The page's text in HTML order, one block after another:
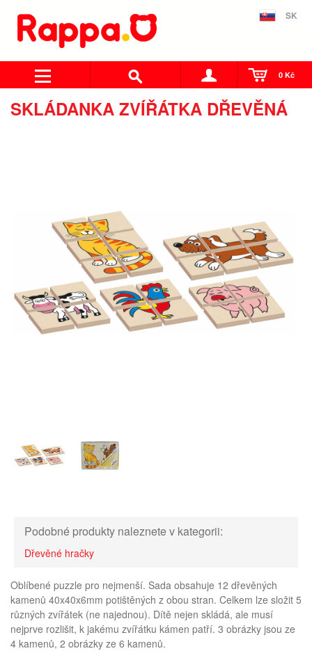
SK
0 Kč
SKLÁDANKA ZVÍŘÁTKA DŘEVĚNÁ
Podobné produkty naleznete v kategorii:
Dřevěné hračky
Oblíbené puzzle pro nejmenší. Sada obsahuje 12 dřevěných
kamenů 40x40x6mm potištěných z obou stran. Celkem lze složit 5
různých zvířátek (ne najednou). Dítě nejen skládá, ale musí
nejprve rozlišit, k jakému zvířátku kámen patří. 3 obrázky jsou ze
4 kamenů, 2 obrázky ze 6 kamenů.